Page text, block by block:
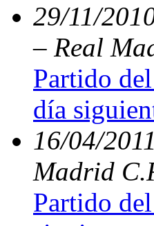
29/11/
– Real
Partido
día
16/04/
Madrid
Partido